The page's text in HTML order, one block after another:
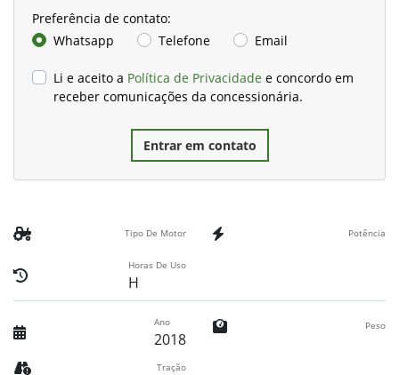
Preferência de contato:
Whatsapp
Telefone Email
Li e aceito a Política de Privacidade e concordo em
receber comunicações da concessionária.
Entrar em contato
Tipo De Motor Potência
Horas De Uso
H
Ano
2018
Peso
Tração